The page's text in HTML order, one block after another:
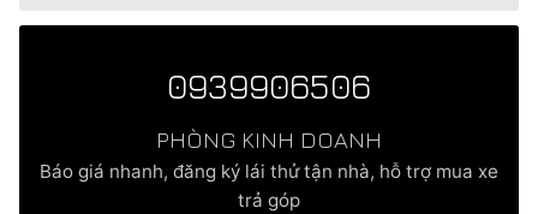
0939906506
PHÒNG KINH DOANH
Báo giá nhanh, đăng ký lái thử tận nhà, hỗ trợ mua xe
trả góp